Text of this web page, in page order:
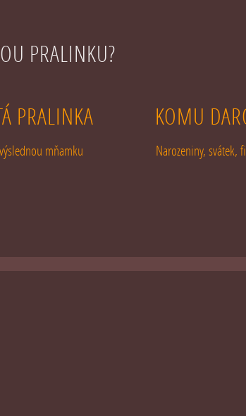
PRALINKU?
PRALINKA
mňamku
KOMU
Narozeniny, svátek,